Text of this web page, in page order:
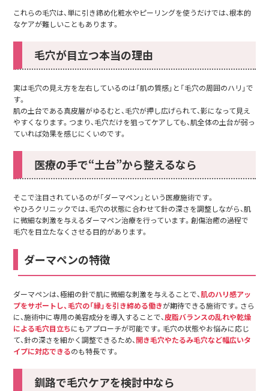
これらの毛穴は、単に引き締め化粧水やピーリングを使うだけでは、根本的
なケアが難しいこともあります。
毛穴が目立つ本当の理由
実は毛穴の見え方を左右しているのは「肌の質感」と「毛穴の周囲のハリ」で
す。
肌の土台である真皮層がゆるむと、毛穴が押し広げられて、影になって見え
やすくなります。つまり、毛穴だけを狙ってケアしても、肌全体の土台が弱っ
ていれば効果を感じにくいのです。
医療の手で“土台”から整えるなら
そこで注目されているのが「ダーマペン」という医療施術です。
やひろクリニックでは、毛穴の状態に合わせて針の深さを調整しながら、肌
に微細な刺激を与えるダーマペン治療を行っています。創傷治癒の過程で
毛穴を目立たなくさせる目的があります。
ダーマペンの特徴
ダーマペンは、極細の針で肌に微細な刺激を与えることで、肌のハリ感アッ
プをサポートし、毛穴の「縁」を引き締める働きが期待できる施術です。さら
に、施術中に専用の美容成分を導入することで、皮脂バランスの乱れや乾燥
による毛穴目立ちにもアプローチが可能です。毛穴の状態やお悩みに応じ
て、針の深さを細かく調整できるため、開き毛穴やたるみ毛穴など幅広いタ
イプに対応できるのも特長です。
釧路で毛穴ケアを検討中なら